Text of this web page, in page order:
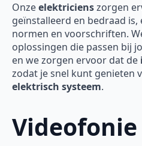
Onzeelektricienszorgen
geïnstalleerd en bedraad
normen en voorschriften.
oplossingen die passen bij
en we zorgen ervoor dat de
zodat je snel kunt genieten
elektrisch systeem.
Videofonie